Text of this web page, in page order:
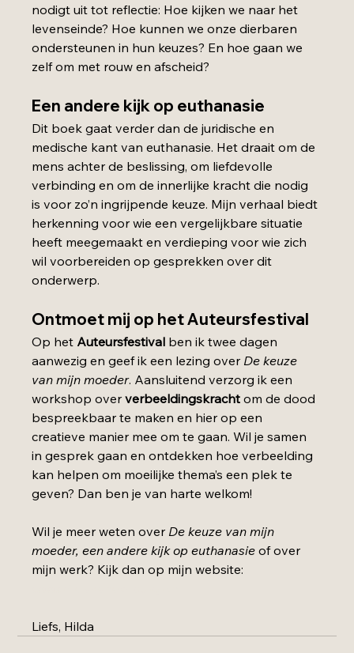
nodigt uit tot reflectie: Hoe kijken we naar het
levenseinde? Hoe kunnen we onze dierbaren
ondersteunen in hun keuzes? En hoe gaan we
zelf om met rouw en afscheid?
Een andere kijk op euthanasie
Dit boek gaat verder dan de juridische en
medische kant van euthanasie. Het draait om de
mens achter de beslissing, om liefdevolle
verbinding en om de innerlijke kracht die nodig
is voor zo’n ingrijpende keuze. Mijn verhaal biedt
herkenning voor wie een vergelijkbare situatie
heeft meegemaakt en verdieping voor wie zich
wil voorbereiden op gesprekken over dit
onderwerp.
Ontmoet mij op het Auteursfestival
Op het Auteursfestival ben ik twee dagen
aanwezig en geef ik een lezing over De keuze
van mijn moeder. Aansluitend verzorg ik een
workshop over verbeeldingskracht om de dood
bespreekbaar te maken en hier op een
creatieve manier mee om te gaan. Wil je samen
in gesprek gaan en ontdekken hoe verbeelding
kan helpen om moeilijke thema’s een plek te
geven? Dan ben je van harte welkom!
Wil je meer weten over De keuze van mijn
moeder, een andere kijk op euthanasie of over
mijn werk? Kijk dan op mijn website:
Liefs, Hilda